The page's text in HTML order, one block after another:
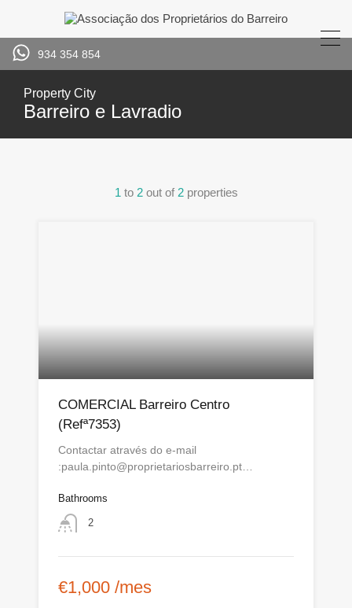
934 354 854
Property City
Barreiro e Lavradio
1 to 2 out of 2 properties
COMERCIAL Barreiro Centro
(Refª7353)
Contactar através do e-mail
:paula.pinto@proprietariosbarreiro.pt…
Bathrooms
2
€1,000 /mes